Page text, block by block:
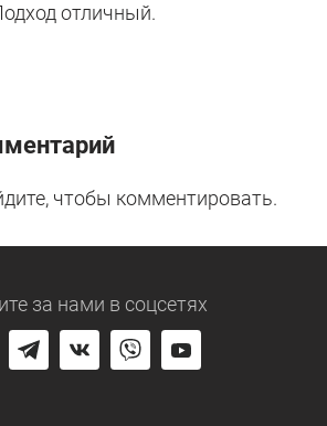
отличный.
чтобы комментировать.
за нами в соцсетях